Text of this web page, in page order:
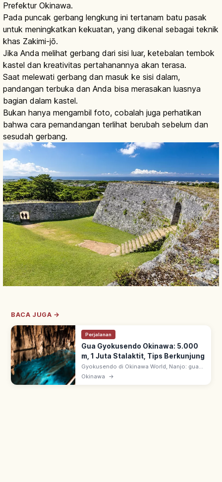
Prefektur Okinawa.
Pada puncak gerbang lengkung ini tertanam batu pasak
untuk meningkatkan kekuatan, yang dikenal sebagai teknik
khas Zakimi-jō.
Jika Anda melihat gerbang dari sisi luar, ketebalan tembok
kastel dan kreativitas pertahanannya akan terasa.
Saat melewati gerbang dan masuk ke sisi dalam,
pandangan terbuka dan Anda bisa merasakan luasnya
bagian dalam kastel.
Bukan hanya mengambil foto, cobalah juga perhatikan
bahwa cara pemandangan terlihat berubah sebelum dan
sesudah gerbang.
BACA JUGA →
Perjalanan
Gua Gyokusendo Okinawa: 5.000
m, 1 Juta Stalaktit, Tips Berkunjung
Gyokusendo di Okinawa World, Nanjo: gua
kapur ~5.000 m dengan 1+ juta stalaktit.
Okinawa →